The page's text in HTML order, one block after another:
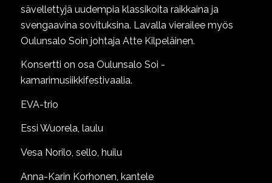
sävellettyjä uudempia klassikoita raikkaina ja
svengaavina sovituksina. Lavalla vierailee myös
Oulunsalo Soin johtaja Atte Kilpeläinen.
Konsertti on osa Oulunsalo Soi -
kamarimusiikkifestivaalia.
EVA-trio
Essi Wuorela, laulu
Vesa Norilo, sello, huilu
Anna-Karin Korhonen, kantele